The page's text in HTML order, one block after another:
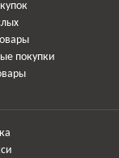
покупки